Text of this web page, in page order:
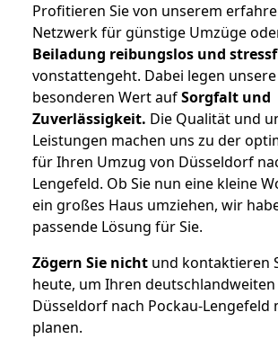
Profitieren Sie von unserem
Netzwerk für günstige Umzüge
Beiladung reibungslos und
vonstattengeht. Dabei legen
besonderen Wert aufSorgfalt und
Zuverlässigkeit. Die Qualität und
Leistungen machen uns zu der
für Ihren Umzug von Düsseldorf
Lengefeld. Ob Sie nun eine kleine
ein großes Haus umziehen, wir
passende Lösung für Sie.
Zögern Sie nicht und kontaktieren
heute, um Ihren
Düsseldorf nach Pockau-Lengefeld
planen.